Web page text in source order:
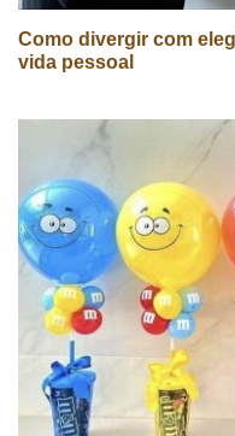
Como divergir com
vida pessoal